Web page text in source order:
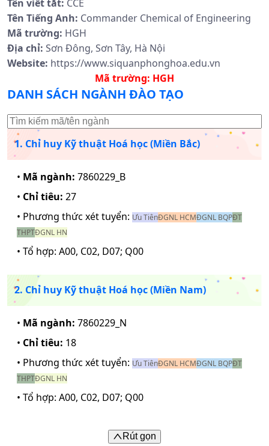
Tên viết tắt: CCE
Tên Tiếng Anh: Commander Chemical of Engineering
Mã trường: HGH
Địa chỉ: Sơn Đông, Sơn Tây, Hà Nội
Website: https://www.siquanphonghoa.edu.vn
Mã trường: HGH
DANH SÁCH NGÀNH ĐÀO TẠO
1. Chỉ huy Kỹ thuật Hoá học (Miền Bắc)
• Mã ngành: 7860229_B
• Chỉ tiêu: 27
• Phương thức xét tuyển: Ưu TiênĐGNL HCMĐGNL BQPĐT
THPTĐGNL HN
• Tổ hợp: A00, C02, D07; Q00
2. Chỉ huy Kỹ thuật Hoá học (Miền Nam)
• Mã ngành: 7860229_N
• Chỉ tiêu: 18
• Phương thức xét tuyển: Ưu TiênĐGNL HCMĐGNL BQPĐT
THPTĐGNL HN
• Tổ hợp: A00, C02, D07; Q00
Rút gọn